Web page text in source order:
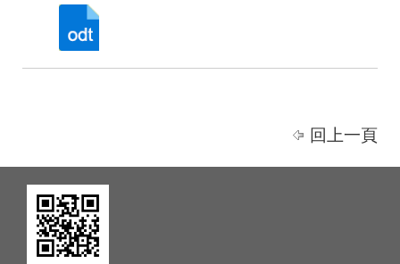
回上一頁